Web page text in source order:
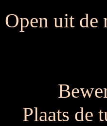
Open uit de
Plaats de